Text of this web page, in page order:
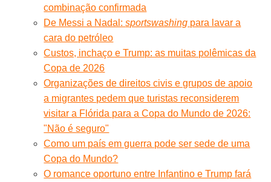
combinação confirmada
De Messi a Nadal:sportswashing para lavar a
cara do petróleo
Custos, inchaço e Trump: as muitas polêmicas da
Copa de 2026
Organizações de direitos civis e grupos de apoio
a migrantes pedem que turistas reconsiderem
visitar a Flórida para a Copa do Mundo de 2026:
"Não é seguro"
Como um país em guerra pode ser sede de uma
Copa do Mundo?
O romance oportuno entre Infantino e Trump fará